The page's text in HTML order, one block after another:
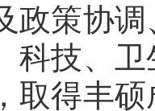
政策协
科技、
取得丰